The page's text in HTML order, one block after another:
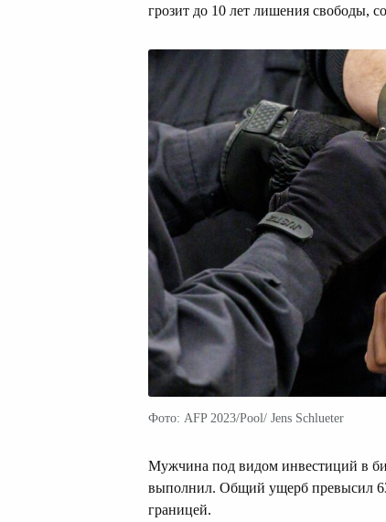
грозит до 10 лет лишения свободы,
Фото: AFP 2023/Pool/ Jens Schlueter
Мужчина под видом инвестиций в
выполнил. Общий ущерб превысил
границей.